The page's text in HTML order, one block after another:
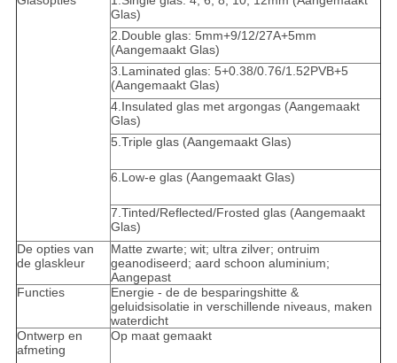
Glas)
2.Double glas: 5mm+9/12/27A+5mm
(Aangemaakt Glas)
3.Laminated glas: 5+0.38/0.76/1.52PVB+5
(Aangemaakt Glas)
4.Insulated glas met argongas (Aangemaakt
Glas)
5.Triple glas (Aangemaakt Glas)
6.Low-e glas (Aangemaakt Glas)
7.Tinted/Reflected/Frosted glas (Aangemaakt
Glas)
De opties van
de glaskleur
Matte zwarte; wit; ultra zilver; ontruim
geanodiseerd; aard schoon aluminium;
Aangepast
Functies
Energie - de de besparingshitte &
geluidsisolatie in verschillende niveaus, maken
waterdicht
Ontwerp en
afmeting
Op maat gemaakt